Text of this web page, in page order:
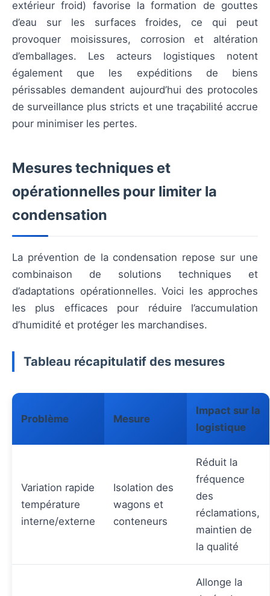
extérieur froid) favorise la formation de gouttes
d’eau sur les surfaces froides, ce qui peut
provoquer moisissures, corrosion et altération
d’emballages. Les acteurs logistiques notent
également que les expéditions de biens
périssables demandent aujourd’hui des protocoles
de surveillance plus stricts et une traçabilité accrue
pour minimiser les pertes.
Mesures techniques et
opérationnelles pour limiter la
condensation
La prévention de la condensation repose sur une
combinaison de solutions techniques et
d’adaptations opérationnelles. Voici les approches
les plus efficaces pour réduire l’accumulation
d’humidité et protéger les marchandises.
Tableau récapitulatif des mesures
Problème Mesure
Impact sur la
logistique
Variation rapide
température
interne/externe
Isolation des
wagons et
conteneurs
Réduit la
fréquence
des
réclamations,
maintien de
la qualité
Allonge la